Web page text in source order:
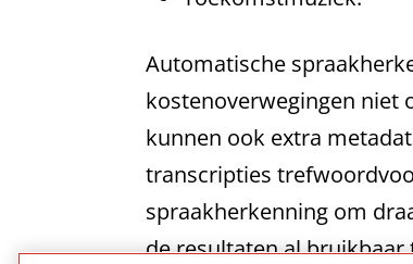
Automatische
kostenoverwegingen niet
kunnen ook extra
transcripties
spraakherkenning om
de resultaten al bruikbaar